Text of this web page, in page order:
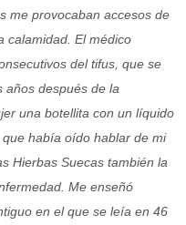
me provocaban accesos de
calamidad. El médico
del tifus, que se
años después de la
una botellita con un líquido
había oído hablar de mi
Hierbas Suecas también la
Me enseñó
en el que se leía en 46